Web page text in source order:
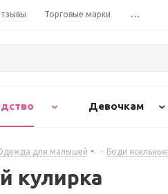
Торговые марки ...
Девочкам
для малышей - Боди ясельные
кулирка